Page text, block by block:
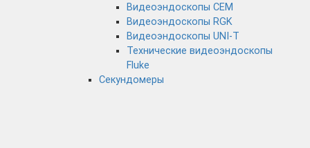
Видеоэндоскопы CEM
Видеоэндоскопы RGK
Видеоэндоскопы UNI-T
Технические видеоэндоскопы
Fluke
Секундомеры